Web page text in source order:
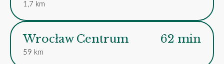
1,7 km
Wrocław Centrum
59 km
62 min